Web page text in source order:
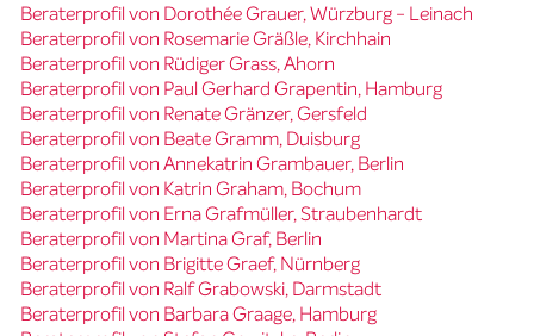
Beraterprofil von Dorothée Grauer, Würzburg - Leinach
Beraterprofil von Rosemarie Gräßle, Kirchhain
Beraterprofil von Rüdiger Grass, Ahorn
Beraterprofil von Paul Gerhard Grapentin, Hamburg
Beraterprofil von Renate Gränzer, Gersfeld
Beraterprofil von Beate Gramm, Duisburg
Beraterprofil von Annekatrin Grambauer, Berlin
Beraterprofil von Katrin Graham, Bochum
Beraterprofil von Erna Grafmüller, Straubenhardt
Beraterprofil von Martina Graf, Berlin
Beraterprofil von Brigitte Graef, Nürnberg
Beraterprofil von Ralf Grabowski, Darmstadt
Beraterprofil von Barbara Graage, Hamburg